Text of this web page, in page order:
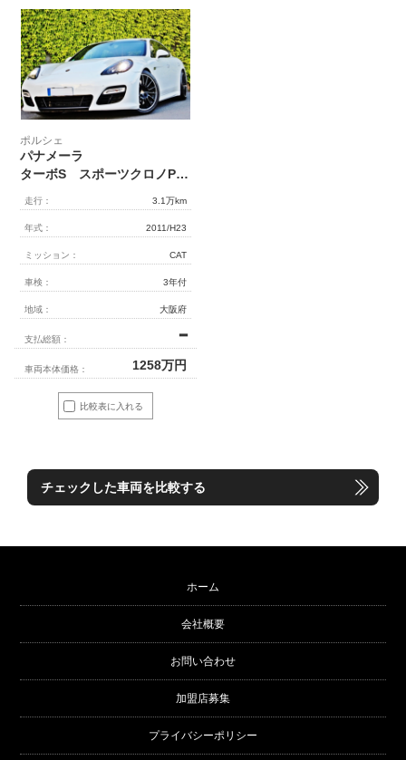
比較表に入れる
ポルシェ
パナメーラ
ターボS スポーツクロノPKG カーボンインテリア
走行： 3.1万km
年式： 2011/H23
ミッション： CAT
車検： 3年付
地域： 大阪府
支払総額： ━
車両本体価格： 1258万円
チェックした車両を比較する
ホーム
会社概要
お問い合わせ
加盟店募集
プライバシーポリシー